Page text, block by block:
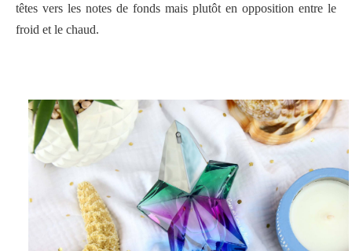
têtes vers les notes de fonds mais plutôt en opposition entre le
froid et le chaud.